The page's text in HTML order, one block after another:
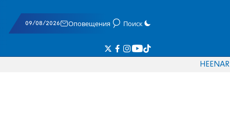
09/08/2026 Оповещения Поиск
HEENAR